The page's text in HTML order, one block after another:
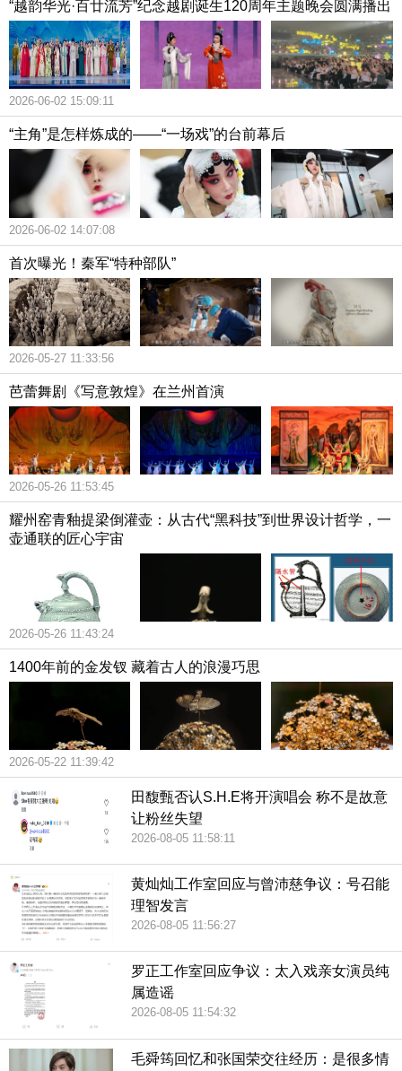
“越韵华光·百廿流芳”纪念越剧诞生120周年主题晚会圆满播出
2026-06-02 15:09:11
“主角”是怎样炼成的——“一场戏”的台前幕后
2026-06-02 14:07:08
首次曝光！秦军“特种部队”
2026-05-27 11:33:56
芭蕾舞剧《写意敦煌》在兰州首演
2026-05-26 11:53:45
耀州窑青釉提梁倒灌壶：从古代“黑科技”到世界设计哲学，一
壶通联的匠心宇宙
2026-05-26 11:43:24
1400年前的金发钗 藏着古人的浪漫巧思
2026-05-22 11:39:42
田馥甄否认S.H.E将开演唱会 称不是故意
让粉丝失望
2026-08-05 11:58:11
黄灿灿工作室回应与曾沛慈争议：号召能
理智发言
2026-08-05 11:56:27
罗正工作室回应争议：太入戏亲女演员纯
属造谣
2026-08-05 11:54:32
毛舜筠回忆和张国荣交往经历：是很多情